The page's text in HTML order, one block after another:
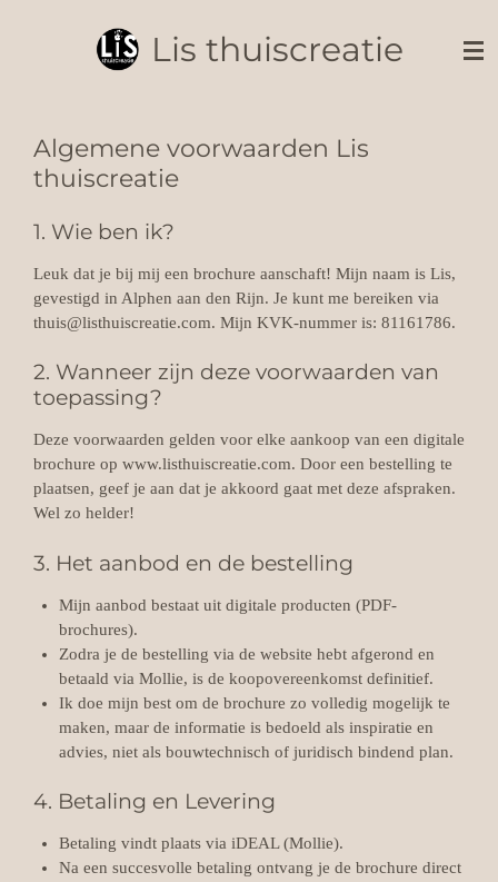
Lis thuiscreatie
Algemene voorwaarden Lis
thuiscreatie
1. Wie ben ik?
Leuk dat je bij mij een brochure aanschaft! Mijn naam is Lis,
gevestigd in Alphen aan den Rijn. Je kunt me bereiken via
thuis@listhuiscreatie.com. Mijn KVK-nummer is: 81161786.
2. Wanneer zijn deze voorwaarden van
toepassing?
Deze voorwaarden gelden voor elke aankoop van een digitale
brochure op www.listhuiscreatie.com. Door een bestelling te
plaatsen, geef je aan dat je akkoord gaat met deze afspraken.
Wel zo helder!
3. Het aanbod en de bestelling
Mijn aanbod bestaat uit digitale producten (PDF-
brochures).
Zodra je de bestelling via de website hebt afgerond en
betaald via Mollie, is de koopovereenkomst definitief.
Ik doe mijn best om de brochure zo volledig mogelijk te
maken, maar de informatie is bedoeld als inspiratie en
advies, niet als bouwtechnisch of juridisch bindend plan.
4. Betaling en Levering
Betaling vindt plaats via iDEAL (Mollie).
Na een succesvolle betaling ontvang je de brochure direct